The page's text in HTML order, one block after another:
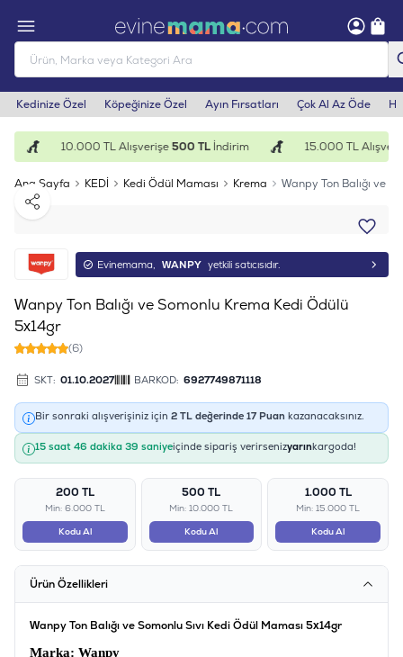
Kedinize Özel Köpeğinize Özel Ayın Fırsatları Çok Al Az Öde
10.000 TL Alışverişe500 TLİndirim 15.000 TL
Ana Sayfa KEDİ Kedi Ödül Maması Krema
Wanpy Ton Balığı ve
Paylaş
Evinemama, WANPY yetkili satıcısıdır.
Wanpy Ton Balığı ve Somonlu Krema Kedi Ödülü
5x14gr
(6)
SKT: 01.10.2027 BARKOD: 6927749871118
Bir sonraki alışverişiniz için 2 TL değerinde 17Puan kazanacaksınız.
15 saat 46 dakika 39 saniyeiçinde sipariş verirsenizyarınkargoda!
200 TL
Min: 6.000 TL
Kodu Al
500 TL
Min: 10.000 TL
Kodu Al
1.000 TL
Min: 15.000 TL
Kodu Al
Ürün Özellikleri
Wanpy Ton Balığı ve Somonlu Sıvı Kedi Ödül Maması 5x14gr
Marka: Wanpy